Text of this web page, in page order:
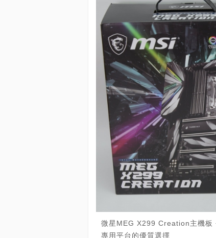
微星MEG X299 Creation主機
專用平台的優質選擇